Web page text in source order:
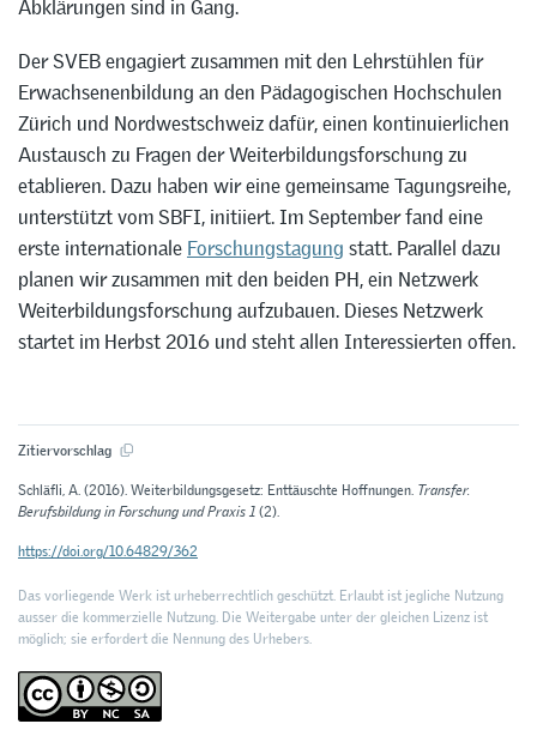
Abklärungen sind in Gang.
Der SVEB engagiert zusammen mit den Lehrstühlen für
Erwachsenenbildung an den Pädagogischen Hochschulen
Zürich und Nordwestschweiz dafür, einen kontinuierlichen
Austausch zu Fragen der Weiterbildungsforschung zu
etablieren. Dazu haben wir eine gemeinsame Tagungsreihe,
unterstützt vom SBFI, initiiert. Im September fand eine
erste internationale Forschungstagung statt. Parallel dazu
planen wir zusammen mit den beiden PH, ein Netzwerk
Weiterbildungsforschung aufzubauen. Dieses Netzwerk
startet im Herbst 2016 und steht allen Interessierten offen.
Zitiervorschlag
Schläfli, A. (2016). Weiterbildungsgesetz: Enttäuschte Hoffnungen. Transfer.
Berufsbildung in Forschung und Praxis 1(2).
https://doi.org/10.64829/362
Das vorliegende Werk ist urheberrechtlich geschützt. Erlaubt ist jegliche Nutzung
ausser die kommerzielle Nutzung. Die Weitergabe unter der gleichen Lizenz ist
möglich; sie erfordert die Nennung des Urhebers.